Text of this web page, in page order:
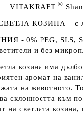
VITAKRAFT®
КОЗИНА – с
- 0% PEG, SLS,
и без
козина има
аромат на
на животното.
склонността към
на светлата